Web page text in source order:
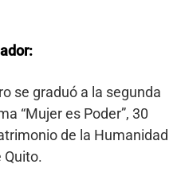
se graduó a la segunda
“Mujer es Poder”, 30
de la Humanidad
Quito.